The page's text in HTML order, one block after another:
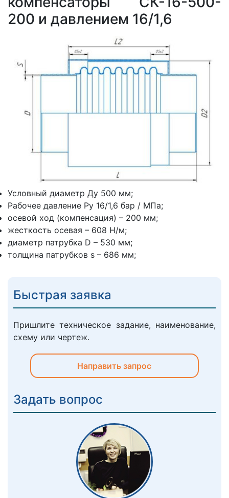
200 и давлением 16/1,6
Условный диаметр Ду 500 мм;
Рабочее давление Ру 16/1,6 бар / МПа;
осевой ход (компенсация) – 200 мм;
жесткость осевая – 608 Н/м;
диаметр патрубка D – 530 мм;
толщина патрубков s – 686 мм;
Быстрая заявка
Пришлите техническое задание, наименование,
схему или чертеж.
Направить запрос
Задать вопрос